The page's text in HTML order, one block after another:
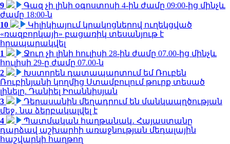
9
Գազ չի լինի օգոստոսի 4-ին ժամը 09:00-ից մինչև
ժամը 18:00-ն
10
Կիլիկիայում կրակոցներով ուղեկցված
«ռազբորկայի» բացառիկ տեսանյութ է
հրապարակվել
1
Ջուր չի լինի հուլիսի 28-ին ժամը 07.00-ից մինչև
հուլիսի 29-ը ժամը 07.00-ն
2
Խստորեն դատապարտում եմ Ռուբեն
Ռուբինյանի կողմից Ստամբուլում թուրք տեսած
լինելը. Դանիել Իոաննիսյան
3
Դերասանին մեղադրում են մանկապղծության
մեջ․ նա ձերբակալվել է
4
Պատմական հաղթանակ․ Հայաստանը
դարձավ աշխարհի առաջնության մեդալային
հաշվարկի հաղթող